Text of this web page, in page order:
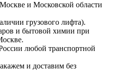
и Московской области
грузового лифта).
и бытовой химии при
любой транспортной
и доставим без